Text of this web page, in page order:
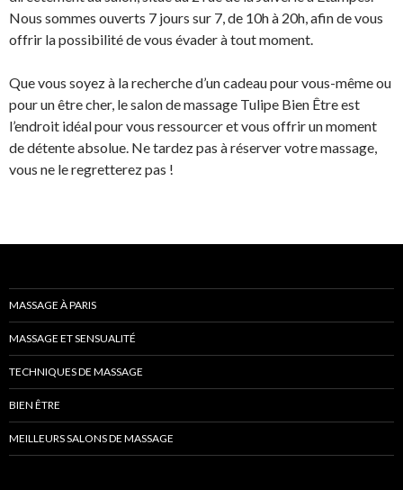
Nous sommes ouverts 7 jours sur 7, de 10h à 20h, afin de vous
offrir la possibilité de vous évader à tout moment.
Que vous soyez à la recherche d’un cadeau pour vous-même ou
pour un être cher, le salon de massage Tulipe Bien Être est
l’endroit idéal pour vous ressourcer et vous offrir un moment
de détente absolue. Ne tardez pas à réserver votre massage,
vous ne le regretterez pas !
MASSAGE À PARIS
MASSAGE ET SENSUALITÉ
TECHNIQUES DE MASSAGE
BIEN ÊTRE
MEILLEURS SALONS DE MASSAGE